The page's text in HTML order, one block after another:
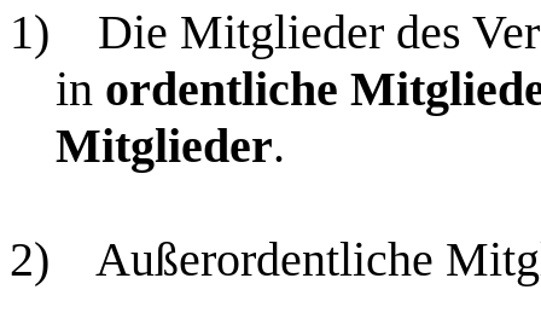
1)
Die Mitglieder des
in ordentliche
Mitglieder.
2) Außerordentliche